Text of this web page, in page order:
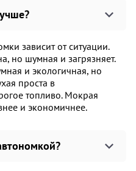
зависит от ситуации.
но шумная и загрязняет.
и экологичная, но
проста в
топливо. Мокрая
и экономичнее.